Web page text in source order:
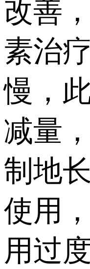
改善
素治
慢，
减量
制地
使用
用过